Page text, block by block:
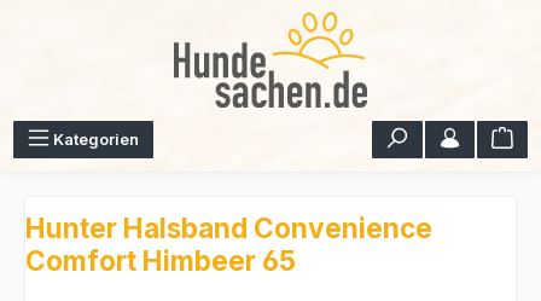
Kategorien
Hunter Halsband Convenience
Comfort Himbeer 65